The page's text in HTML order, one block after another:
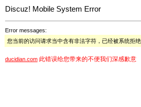
Discuz! Mobile System Error
Error messages:
您当前的访问请求当中含有非法字符，已经被系统拒绝
ducidian.com 此错误给您带来的不便我们深感歉意